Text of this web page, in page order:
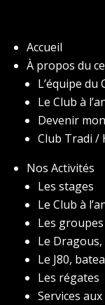
Accueil
À propos du
L’équipe
Le Club à
Devenir
Club Tradi /
Nos Activités
Les stages
Le Club à
Les groupes
Le
Le J80,
Les régates
Services